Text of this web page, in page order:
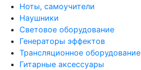
Ноты, самоучители
Наушники
Световое оборудование
Генераторы эффектов
Трансляционное оборудование
Гитарные аксессуары